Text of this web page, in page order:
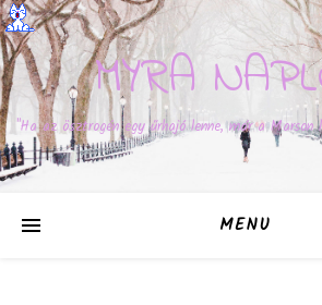
MYRA
"Ha az ösztrogén egy űrhajó lenne, már a
MENU